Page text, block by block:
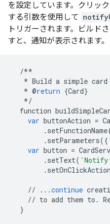
を設定しています。クリッ
する引数を使用して
トリガーされます。ビルド
すと、通知が表示されます。
/**
* Build a simple card
* @return {Card}
*/
function
var buttonAction =
. setFunctionName
. setParameters({
var button =
. setText( 'Notify'
. setOnClickAction
// ...continue
// to add them to .
}